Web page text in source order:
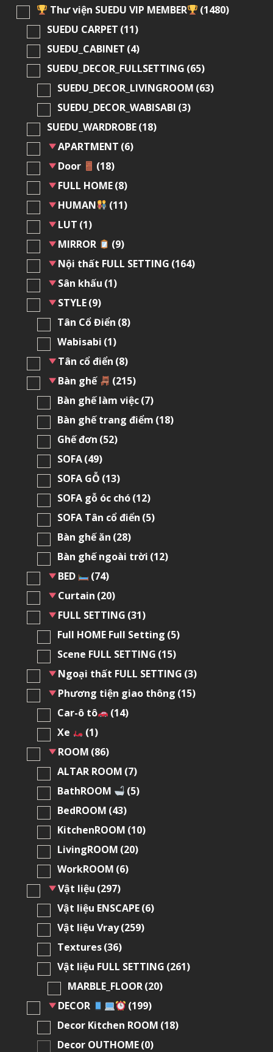
Thư viện SUEDU VIP MEMBER
(1480)
SUEDU CARPET (11)
SUEDU_CABINET (4)
SUEDU_DECOR_FULLSETTING (65)
SUEDU_DECOR_LIVINGROOM (63)
SUEDU_DECOR_WABISABI (3)
SUEDU_WARDROBE(18)
APARTMENT (6)
Door
(18)
FULL HOME(8)
HUMAN
(11)
LUT (1)
MIRROR
(9)
Nội thất FULL SETTING (164)
Sân khấu (1)
STYLE(9)
Tân Cổ Điển (8)
Wabisabi (1)
Tân cổ điển (8)
Bàn ghế
(215)
Bàn ghế làm việc(7)
Bàn ghế trang điểm (18)
Ghế đơn (52)
SOFA(49)
SOFA GỖ (13)
SOFA gỗ óc chó(12)
SOFA Tân cổ điển (5)
Bàn ghế ăn (28)
Bàn ghế ngoài trời (12)
BED
(74)
Curtain (20)
FULL SETTING (31)
Full HOME Full Setting (5)
Scene FULL SETTING (15)
Ngoại thất FULL SETTING (3)
Phương tiện giao thông (15)
Car-ô tô
(14)
Xe
(1)
ROOM (86)
ALTAR ROOM (7)
BathROOM
(5)
BedROOM (43)
KitchenROOM (10)
LivingROOM (20)
WorkROOM (6)
Vật liệu (297)
Vật liệu ENSCAPE(6)
Vật liệu Vray(259)
Textures(36)
Vật liệu FULL SETTING (261)
MARBLE_FLOOR(20)
DECOR
(199)
Decor Kitchen ROOM (18)
Decor OUTHOME(0)